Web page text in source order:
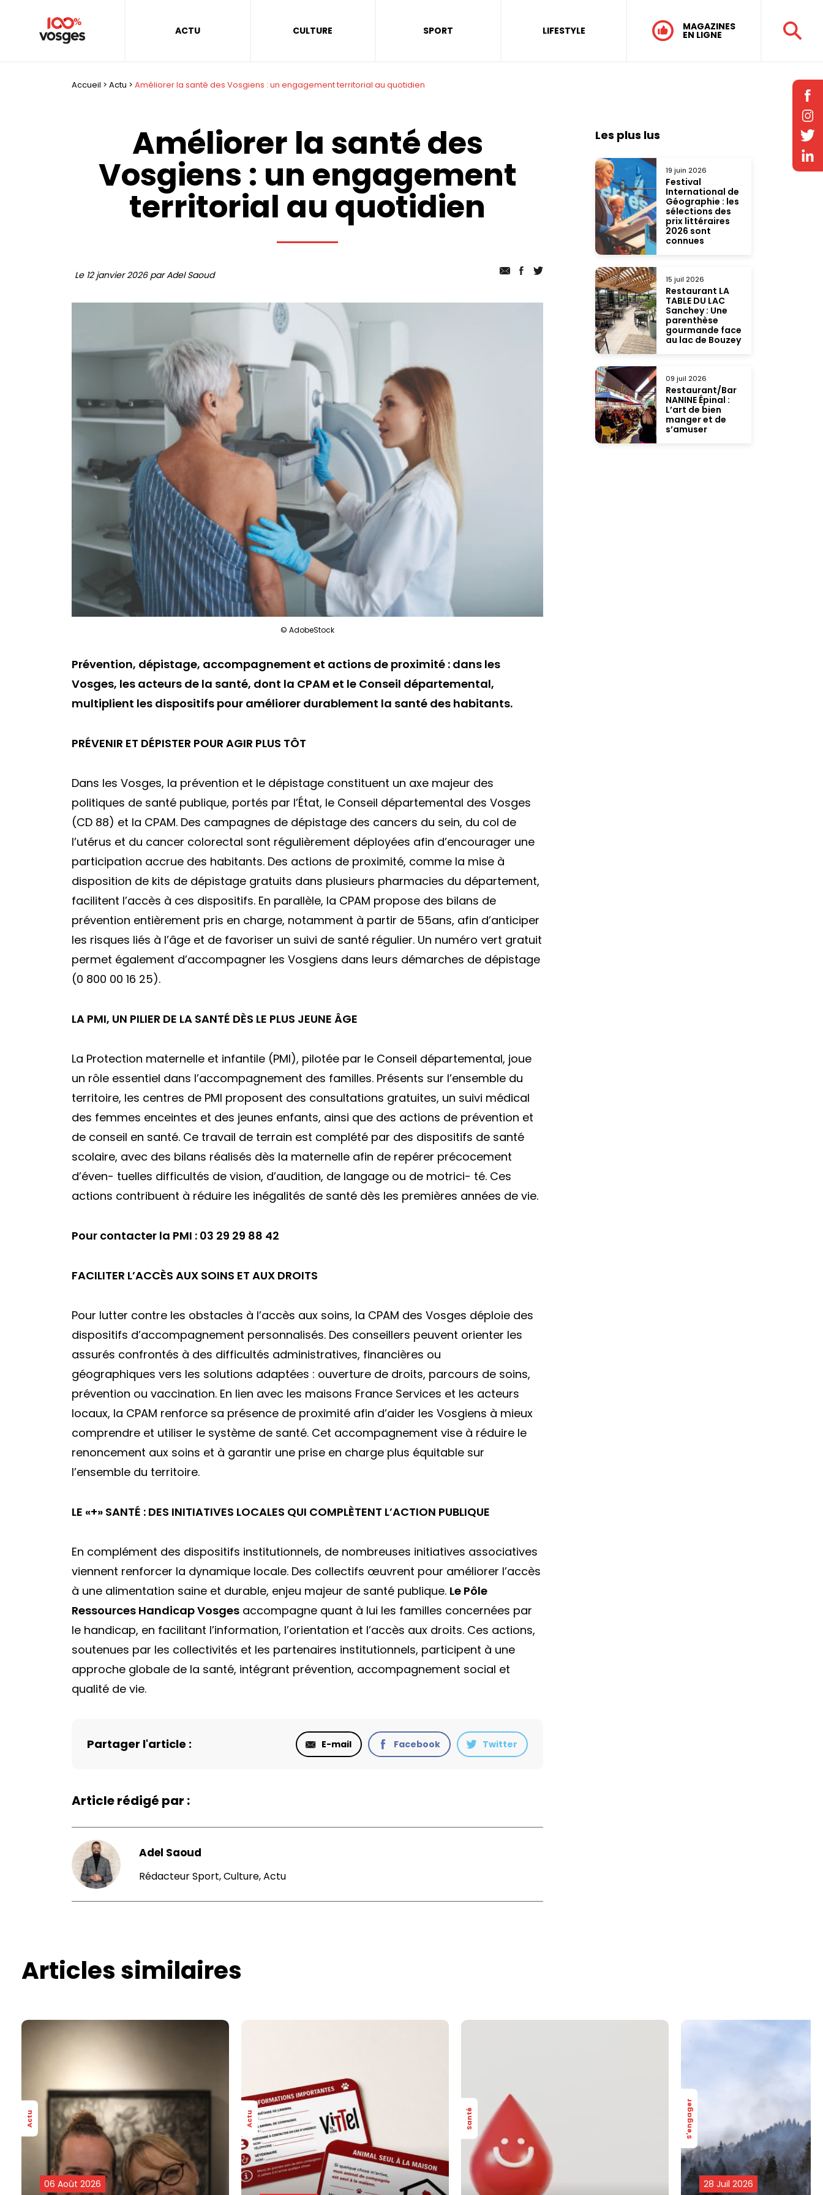
ACTU CULTURE SPORT LIFESTYLE MAGAZINES
EN LIGNE
Accueil > Actu > Améliorer la santé des Vosgiens : un engagement territorial au quotidien
Améliorer la santé des
Vosgiens : un engagement
territorial au quotidien
Le 12 janvier 2026 par Adel Saoud
© AdobeStock
Prévention, dépistage, accompagnement et actions de proximité : dans les
Vosges, les acteurs de la santé, dont la CPAM et le Conseil départemental,
multiplient les dispositifs pour améliorer durablement la santé des habitants.
PRÉVENIR ET DÉPISTER POUR AGIR PLUS TÔT
Dans les Vosges, la prévention et le dépistage constituent un axe majeur des
politiques de santé publique, portés par l’État, le Conseil départemental des Vosges
(CD 88) et la CPAM. Des campagnes de dépistage des cancers du sein, du col de
l’utérus et du cancer colorectal sont régulièrement déployées afin d’encourager une
participation accrue des habitants. Des actions de proximité, comme la mise à
disposition de kits de dépistage gratuits dans plusieurs pharmacies du département,
facilitent l’accès à ces dispositifs. En parallèle, la CPAM propose des bilans de
prévention entièrement pris en charge, notamment à partir de 55ans, afin d’anticiper
les risques liés à l’âge et de favoriser un suivi de santé régulier. Un numéro vert gratuit
permet également d’accompagner les Vosgiens dans leurs démarches de dépistage
(0 800 00 16 25).
LA PMI, UN PILIER DE LA SANTÉ DÈS LE PLUS JEUNE ÂGE
La Protection maternelle et infantile (PMI), pilotée par le Conseil départemental, joue
un rôle essentiel dans l’accompagnement des familles. Présents sur l’ensemble du
territoire, les centres de PMI proposent des consultations gratuites, un suivi médical
des femmes enceintes et des jeunes enfants, ainsi que des actions de prévention et
de conseil en santé. Ce travail de terrain est complété par des dispositifs de santé
scolaire, avec des bilans réalisés dès la maternelle afin de repérer précocement
d’éven- tuelles difficultés de vision, d’audition, de langage ou de motrici- té. Ces
actions contribuent à réduire les inégalités de santé dès les premières années de vie.
Pour contacter la PMI : 03 29 29 88 42
FACILITER L’ACCÈS AUX SOINS ET AUX DROITS
Pour lutter contre les obstacles à l’accès aux soins, la CPAM des Vosges déploie des
dispositifs d’accompagnement personnalisés. Des conseillers peuvent orienter les
assurés confrontés à des difficultés administratives, financières ou
géographiques vers les solutions adaptées : ouverture de droits, parcours de soins,
prévention ou vaccination. En lien avec les maisons France Services et les acteurs
locaux, la CPAM renforce sa présence de proximité afin d’aider les Vosgiens à mieux
comprendre et utiliser le système de santé. Cet accompagnement vise à réduire le
renoncement aux soins et à garantir une prise en charge plus équitable sur
l’ensemble du territoire.
LE «+» SANTÉ : DES INITIATIVES LOCALES QUI COMPLÈTENT L’ACTION PUBLIQUE
En complément des dispositifs institutionnels, de nombreuses initiatives associatives
viennent renforcer la dynamique locale. Des collectifs œuvrent pour améliorer l’accès
à une alimentation saine et durable, enjeu majeur de santé publique. Le Pôle
Ressources Handicap Vosges accompagne quant à lui les familles concernées par
le handicap, en facilitant l’information, l’orientation et l’accès aux droits. Ces actions,
soutenues par les collectivités et les partenaires institutionnels, participent à une
approche globale de la santé, intégrant prévention, accompagnement social et
qualité de vie.
Partager l'article : E-mail Facebook Twitter
Article rédigé par :
Adel Saoud
Rédacteur Sport, Culture, Actu
Les plus lus
19 juin 2026
Festival
International de
Géographie : les
sélections des
prix littéraires
2026 sont
connues
15 juil 2026
Restaurant LA
TABLE DU LAC
Sanchey : Une
parenthèse
gourmande face
au lac de Bouzey
09 juil 2026
Restaurant/Bar
NANINE Épinal :
L’art de bien
manger et de
s’amuser
Articles similaires
Actu
06 Août 2026
Actu Santé S'engager
28 Juil 2026